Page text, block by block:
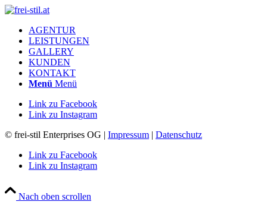
AGENTUR
LEISTUNGEN
GALLERY
KUNDEN
KONTAKT
Menü Menü
Link zu Facebook
Link zu Instagram
© frei-stil Enterprises OG | Impressum | Datenschutz
Link zu Facebook
Link zu Instagram
Nach oben scrollen